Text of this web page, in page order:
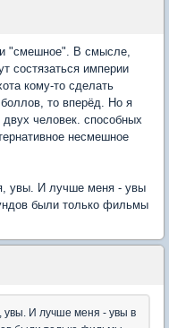
и "смешное". В смысле,
состязаться империи
кому-то сделать
то вперёд. Но я
человек. способных
несмешное
увы. И лучше меня - увы
были только фильмы
увы. И лучше меня - увы в